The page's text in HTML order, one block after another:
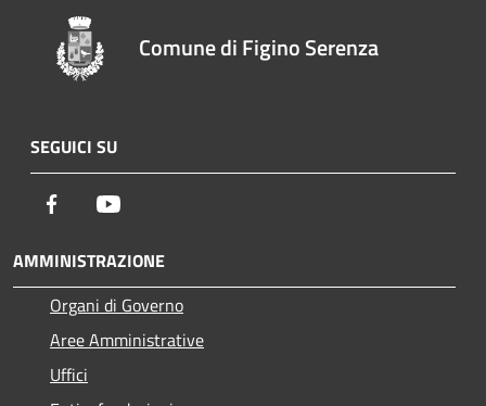
Comune di Figino Serenza
SEGUICI SU
Facebook
AMMINISTRAZIONE
Organi di Governo
Aree Amministrative
Uffici